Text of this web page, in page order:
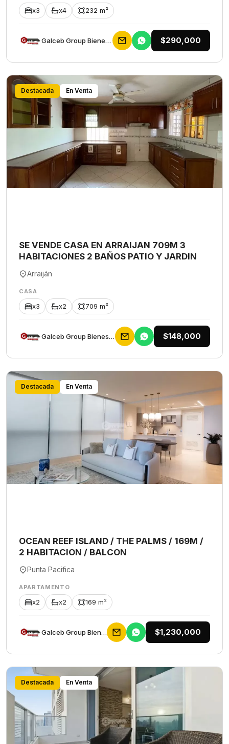
x3 x4 232 m²
Galceb Group Bienes Raices $290,000
Destacada En Venta
SE VENDE CASA EN ARRAIJAN 709M 3
HABITACIONES 2 BAÑOS PATIO Y JARDIN
Arraiján
CASA
x3 x2 709 m²
Galceb Group Bienes Raices $148,000
Destacada En Venta
OCEAN REEF ISLAND / THE PALMS / 169M /
2 HABITACION / BALCON
Punta Pacifica
APARTAMENTO
x2 x2 169 m²
Galceb Group Bienes Raices $1,230,000
Destacada En Venta